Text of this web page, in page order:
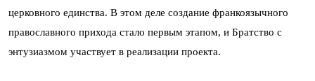
церковного единства. В этом деле создание франкоязычного
православного прихода стало первым этапом, и Братство с
энтузиазмом участвует в реализации проекта.